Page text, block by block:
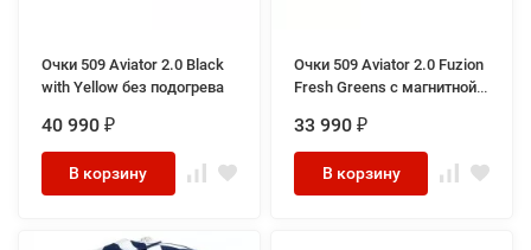
Очки 509 Aviator 2.0 Black
with Yellow без подогрева
40 990 ₽
В корзину
Очки 509 Aviator 2.0 Fuzion
Fresh Greens с магнитной
33 990 ₽
В корзину